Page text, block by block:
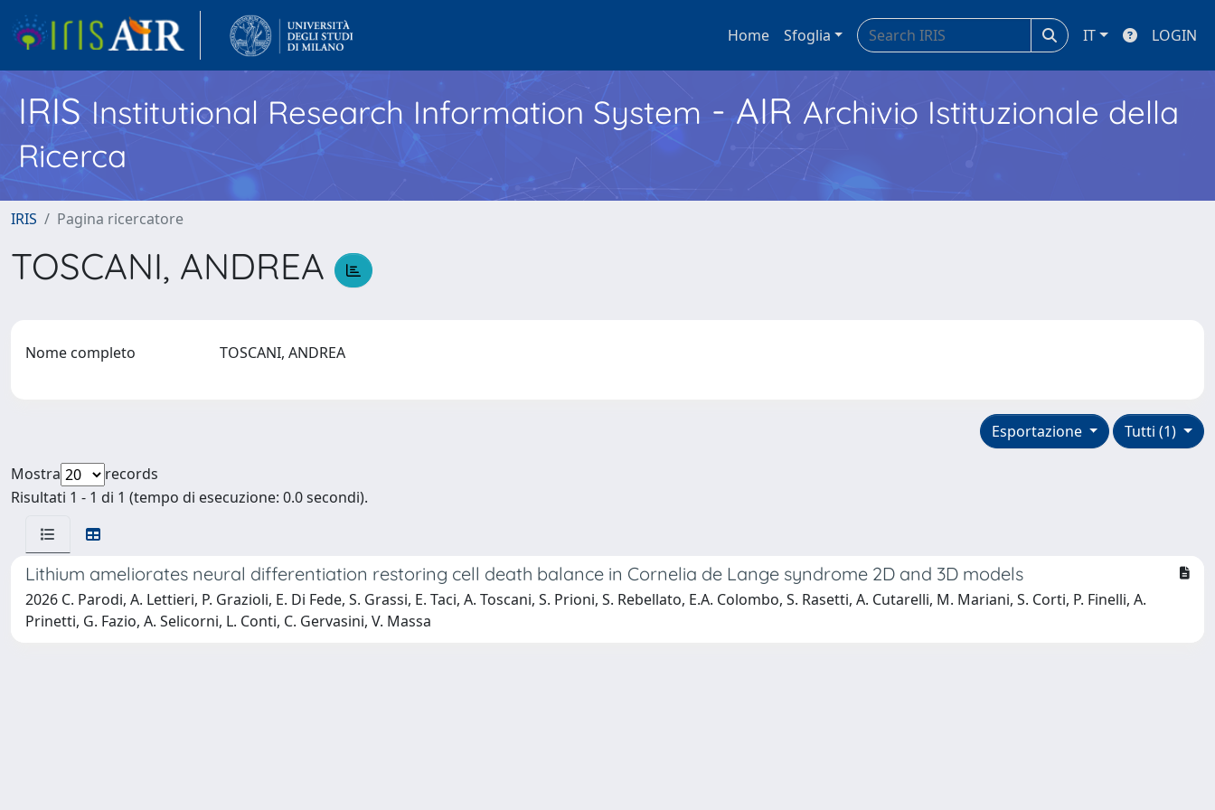
Home Sfoglia IT LOGIN
IRISInstitutional Research Information System - AIR Archivio Istituzionale della
Ricerca
IRIS Pagina ricercatore
TOSCANI, ANDREA
Nome completo TOSCANI, ANDREA
Tutti (1)
Esportazione
Mostra
records
Risultati 1 - 1 di 1 (tempo di esecuzione: 0.0 secondi).
Lithium ameliorates neural differentiation restoring cell death balance in Cornelia de Lange syndrome 2D and 3D models
2026 C. Parodi, A. Lettieri, P. Grazioli, E. Di Fede, S. Grassi, E. Taci, A. Toscani, S. Prioni, S. Rebellato, E.A. Colombo, S. Rasetti, A. Cutarelli, M. Mariani, S. Corti, P. Finelli, A.
Prinetti, G. Fazio, A. Selicorni, L. Conti, C. Gervasini, V. Massa